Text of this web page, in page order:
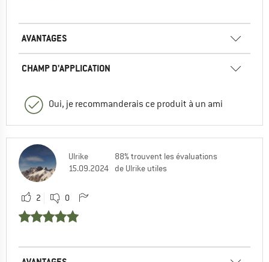
AVANTAGES
CHAMP D'APPLICATION
Oui, je recommanderais ce produit à un ami
Ulrike
15.09.2024
88% trouvent les évaluations
de Ulrike utiles
2 0